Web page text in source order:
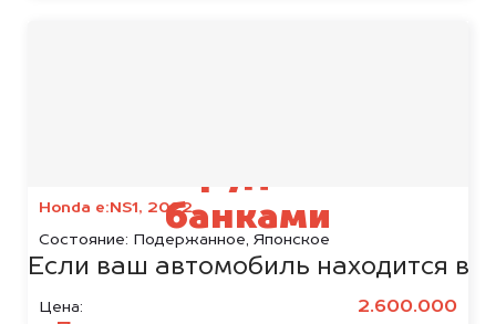
Honda e:NS1, 2022
Состояние: Подержанное, Японское
Цена: 2.600.000
банками
Если ваш автомобиль находится в
кредите или залоге у одной из